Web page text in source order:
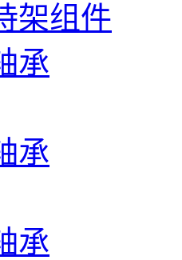
架组件
承
承
承